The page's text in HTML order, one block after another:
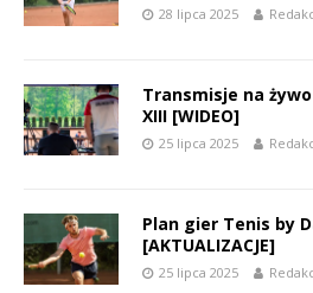
28 lipca 2025
Transmisje na
XIII [WIDEO]
25 lipca 2025
Plan gier Tenis by
[AKTUALIZACJE]
25 lipca 2025